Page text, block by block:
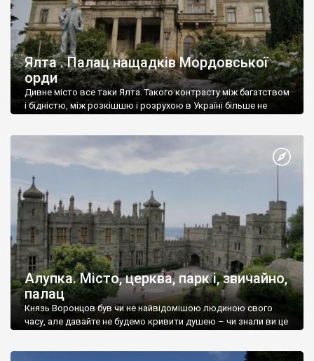
Ялта . Палац нащадків Мордовської
орди
Дивне місто все таки Ялта. Такого контрасту між багатством
і бідністю, між розкішшю і розрухою в Україні більше не
Алупка. Місто, церква, парк і, звичайно,
палац
Князь Воронцов був чи не найвідомішою людиною свого
часу, але давайте не будемо кривити душею – чи знали ви це